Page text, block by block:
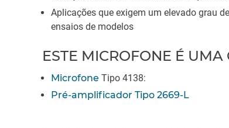
Aplicações que exigem um elevado grau
ensaios de modelos
ESTE MICROFONE É
Microfone Tipo 4138:
Pré-amplificador Tipo 2669-L